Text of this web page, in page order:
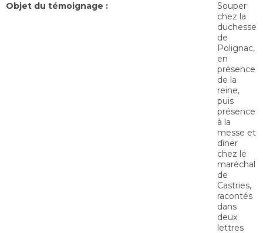
Objet du témoignage :
Souper
chez la
duchesse
de
Polignac,
en
présence
de la
reine,
puis
présence
à la
messe et
dîner
chez le
maréchal
de
Castries,
racontés
dans
deux
lettres